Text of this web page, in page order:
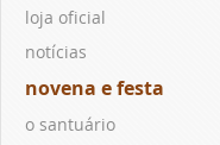
loja oficial
notícias
novena e festa
o santuário